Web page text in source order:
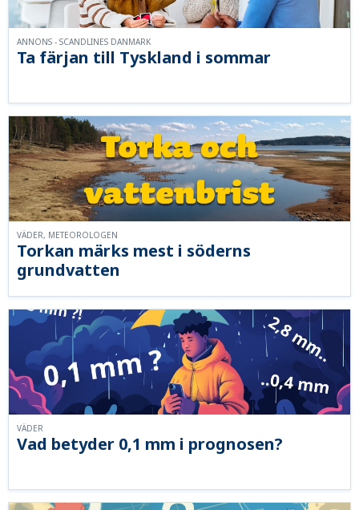
Ta färjan till Tyskland i sommar
ANNONS - SCANDLINES DANMARK
Torkan märks mest i söderns
grundvatten
VÄDER, METEOROLOGEN
Vad betyder 0,1 mm i prognosen?
VÄDER